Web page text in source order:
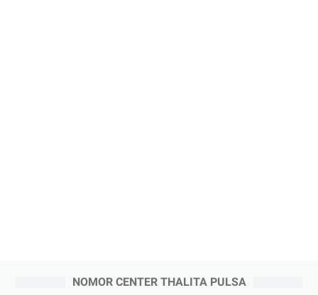
NOMOR CENTER THALITA PULSA